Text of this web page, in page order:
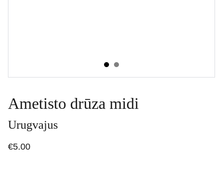
Ametisto drūza midi
Urugvajus
€5.00